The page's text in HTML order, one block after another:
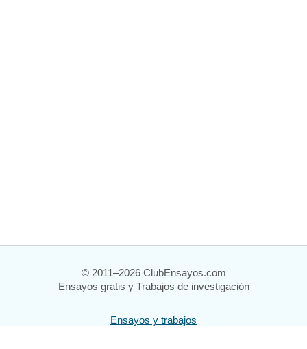
© 2011–2026 ClubEnsayos.com
Ensayos gratis y Trabajos de investigación
Ensayos y trabajos